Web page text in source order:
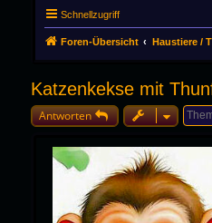
Schnellzugriff
Foren-Übersicht Haustiere /
Katzenkekse mit
Antworten